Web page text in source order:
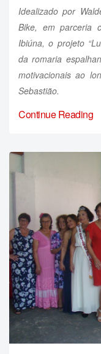
Idealizado por
Bike, em parceria
Ibiúna, o projeto
da romaria
motivacionais ao
Sebastião.
Continue Reading